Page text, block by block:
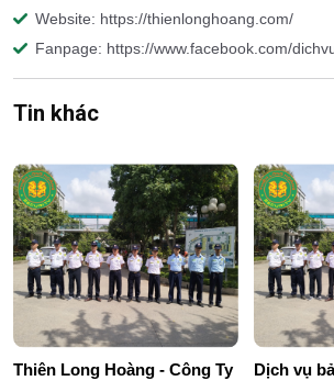
Website: https://thienlonghoang.com/
Fanpage: https://www.facebook.com/
Tin khác
Thiên Long Hoàng - Công Ty
Dịch vụ